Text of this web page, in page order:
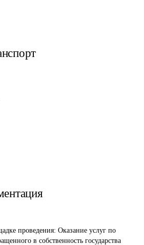
проведения: Оказание услуг по
в собственность государства